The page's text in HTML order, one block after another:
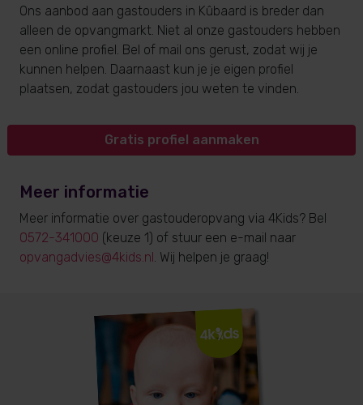
Ons aanbod aan gastouders in Kûbaard is breder dan
alleen de opvangmarkt. Niet al onze gastouders hebben
een online profiel. Bel of mail ons gerust, zodat wij je
kunnen helpen. Daarnaast kun je je eigen profiel
plaatsen, zodat gastouders jou weten te vinden.
Gratis profiel aanmaken
Meer informatie
Meer informatie over gastouderopvang via 4Kids? Bel
0572-341000 (keuze 1) of stuur een e-mail naar
opvangadvies@4kids.nl. Wij helpen je graag!